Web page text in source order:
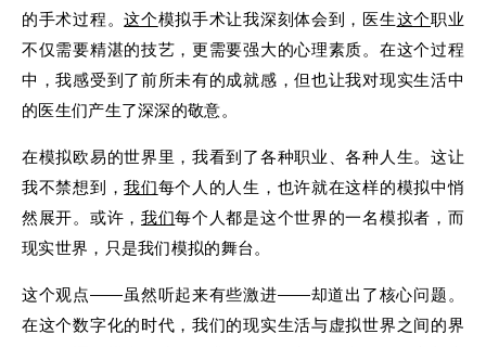
的手术过程。这个模拟手术让我深刻体会到，医生这个职业
不仅需要精湛的技艺，更需要强大的心理素质。在这个过程
中，我感受到了前所未有的成就感，但也让我对现实生活中
的医生们产生了深深的敬意。
在模拟欧易的世界里，我看到了各种职业、各种人生。这让
我不禁想到，我们每个人的人生，也许就在这样的模拟中悄
然展开。或许， 我们每个人都是这个世界的一名模拟者，而
现实世界，只是我们模拟的舞台。
这个观点——虽然听起来有些激进——却道出了核心问题。
在这个数字化的时代，我们的现实生活与虚拟世界之间的界